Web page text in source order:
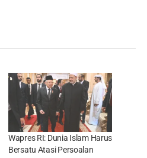
Wapres RI: Dunia Islam Harus
Bersatu Atasi Persoalan